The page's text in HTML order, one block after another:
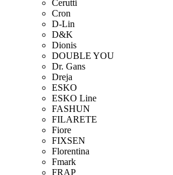
Cerutti
Cron
D-Lin
D&K
Dionis
DOUBLE YOU
Dr. Gans
Dreja
ESKO
ESKO Line
FASHUN
FILARETE
Fiore
FIXSEN
Florentina
Fmark
FRAP